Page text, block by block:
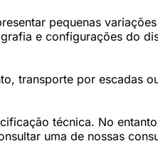
pequenas
e configurações do
transporte por escadas
técnica. No
uma de nossas